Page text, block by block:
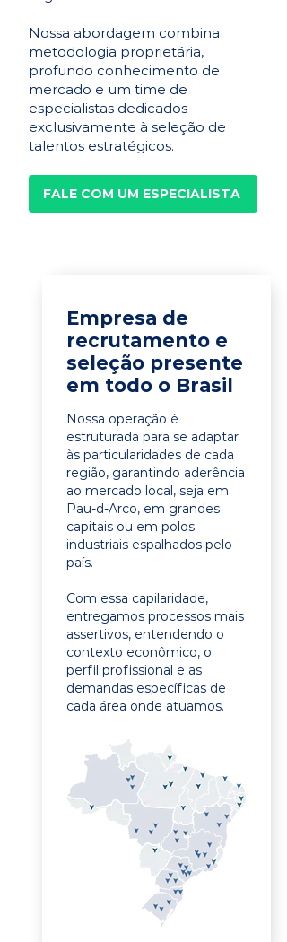
Nossa abordagem combina
metodologia proprietária,
profundo conhecimento de
mercado e um time de
especialistas dedicados
exclusivamente à seleção de
talentos estratégicos.
FALE COM UM ESPECIALISTA
Empresa de
recrutamento e
seleção presente
em todo o Brasil
Nossa operação é
estruturada para se adaptar
às particularidades de cada
região, garantindo aderência
ao mercado local, seja em
Pau-d-Arco, em grandes
capitais ou em polos
industriais espalhados pelo
país.
Com essa capilaridade,
entregamos processos mais
assertivos, entendendo o
contexto econômico, o
perfil profissional e as
demandas específicas de
cada área onde atuamos.